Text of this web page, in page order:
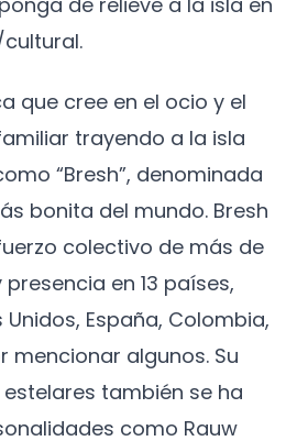
que cree en el ocio y el
trayendo a la isla
“Bresh”, denominada
bonita del mundo. Bresh
colectivo de más de
en 13 países,
España, Colombia,
mencionar algunos. Su
también se ha
como Rauw